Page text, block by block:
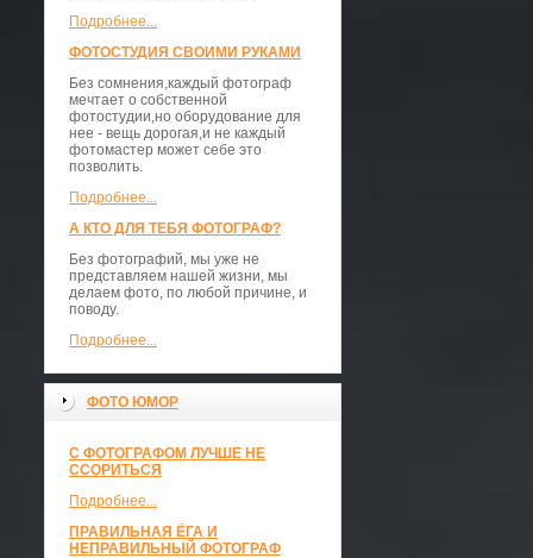
Подробнее...
ФОТОСТУДИЯ СВОИМИ РУКАМИ
Без сомнения,каждый фотограф
мечтает о собственной
фотостудии,но оборудование для
нее - вещь дорогая,и не каждый
фотомастер может себе это
позволить.
Подробнее...
А КТО ДЛЯ ТЕБЯ ФОТОГРАФ?
Без фотографий, мы уже не
представляем нашей жизни, мы
делаем фото, по любой причине, и
поводу.
Подробнее...
ФОТО ЮМОР
С ФОТОГРАФОМ ЛУЧШЕ НЕ
ССОРИТЬСЯ
Подробнее...
ПРАВИЛЬНАЯ ЁГА И
НЕПРАВИЛЬНЫЙ ФОТОГРАФ